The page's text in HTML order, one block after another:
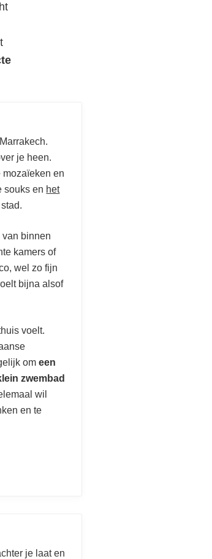
je heen.
mozaïeken en
souks en het
binnen
kamers of
wel zo fijn
bijna alsof
voelt.
omeen
zwembad
wil
en te
je laat en